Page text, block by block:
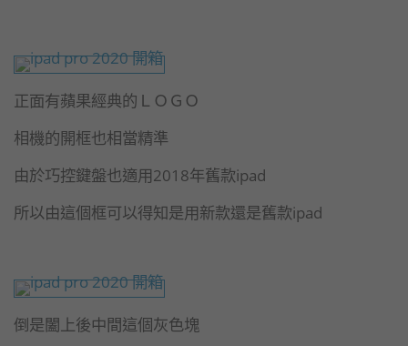
正面有蘋果經典的ＬＯＧＯ
相機的開框也相當精準
由於巧控鍵盤也適用2018年舊款ipad
所以由這個框可以得知是用新款還是舊款ipad
倒是闔上後中間這個灰色塊